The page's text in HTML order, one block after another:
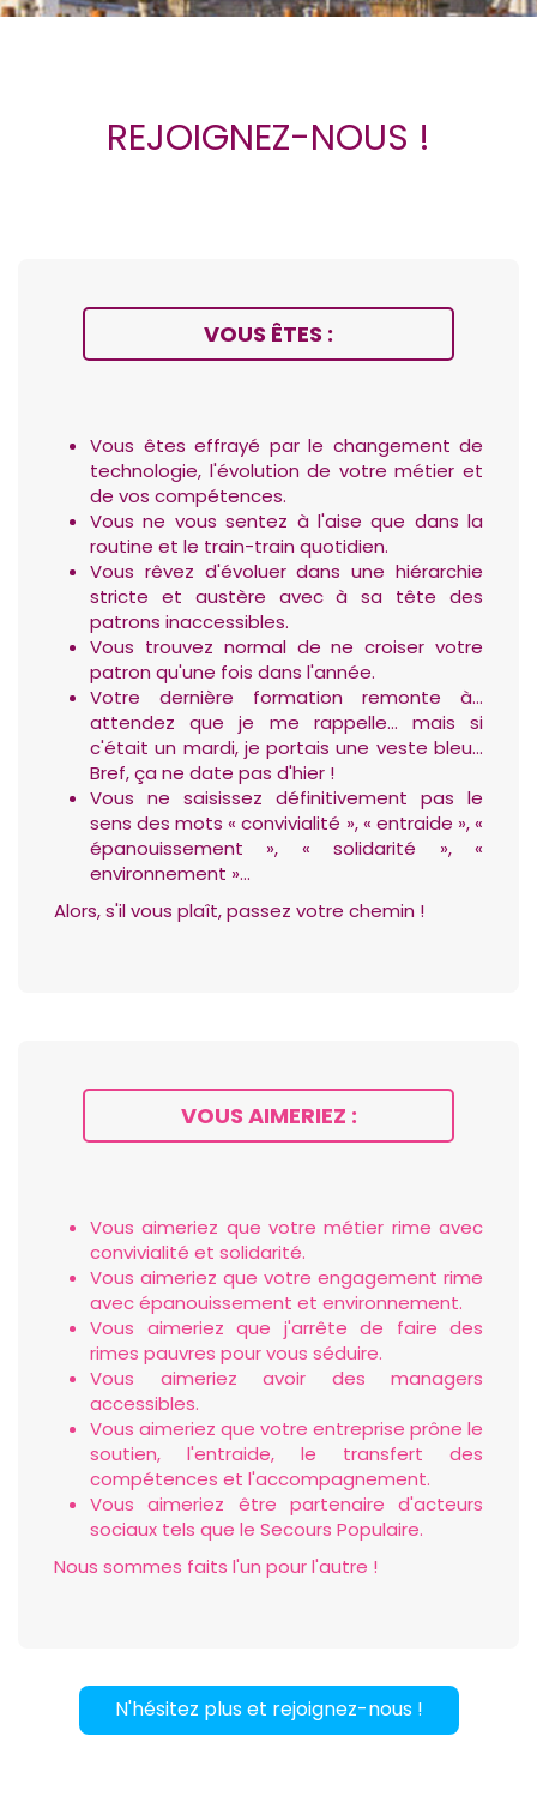
REJOIGNEZ-NOUS !
VOUS ÊTES :
Vous êtes effrayé par le changement de
technologie, l'évolution de votre métier et
de vos compétences.
Vous ne vous sentez à l'aise que dans la
routine et le train-train quotidien.
Vous rêvez d'évoluer dans une hiérarchie
stricte et austère avec à sa tête des
patrons inaccessibles.
Vous trouvez normal de ne croiser votre
patron qu'une fois dans l'année.
Votre dernière formation remonte à…
attendez que je me rappelle… mais si
c'était un mardi, je portais une veste bleu…
Bref, ça ne date pas d'hier !
Vous ne saisissez définitivement pas le
sens des mots « convivialité », « entraide », «
épanouissement », « solidarité », «
environnement »…
Alors, s'il vous plaît, passez votre chemin !
VOUS AIMERIEZ :
Vous aimeriez que votre métier rime avec
convivialité et solidarité.
Vous aimeriez que votre engagement rime
avec épanouissement et environnement.
Vous aimeriez que j'arrête de faire des
rimes pauvres pour vous séduire.
Vous aimeriez avoir des managers
accessibles.
Vous aimeriez que votre entreprise prône le
soutien, l'entraide, le transfert des
compétences et l'accompagnement.
Vous aimeriez être partenaire d'acteurs
sociaux tels que le Secours Populaire.
Nous sommes faits l'un pour l'autre !
N'hésitez plus et rejoignez-nous !